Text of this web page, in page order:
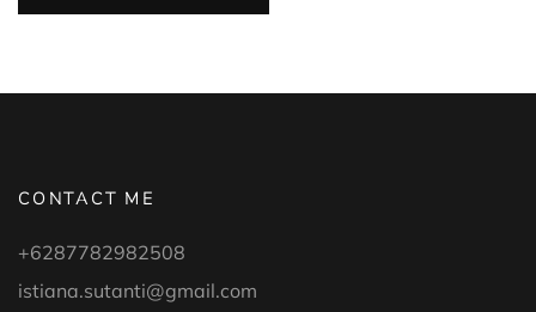
STUDIOS
CONTACT ME
+6287782982508
istiana.sutanti@gmail.com